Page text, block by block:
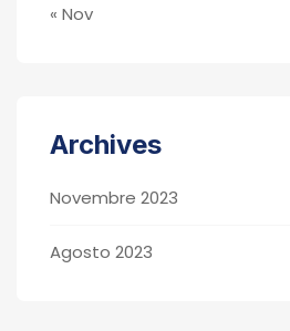
« Nov
Archives
Novembre 2023
Agosto 2023